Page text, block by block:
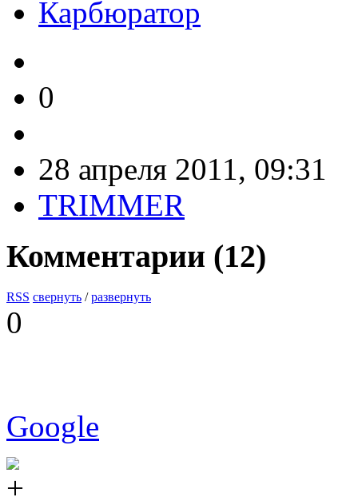
Карбюратор
0
28 апреля 2011, 09:31
TRIMMER
Комментарии (12)
RSS свернуть /развернуть
0
Google